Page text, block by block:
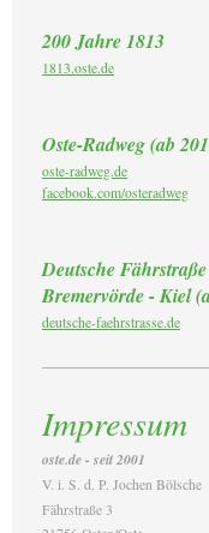
200 Jahre 1813
1813.oste.de
Oste-Radweg (ab
oste-radweg.de
facebook.com/osteradweg
Deutsche Fährstraße
Bremervörde - Kiel
deutsche-faehrstrasse.de
Impressum
oste.de - seit 2001
V. i. S. d. P. Jochen Bölsche
Fährstraße 3